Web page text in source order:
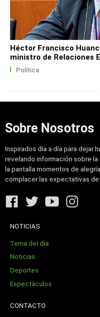
Héctor Francisco
ministro de Relaciones
Política
Sobre Nosotros
Inspirados día a día para dejar
revelando información sobre
la pantalla momentos de
complacer las expectativas de
NOTICIAS
Tema del día
Noticias
Deportes
Espectáculos
CONTACTO